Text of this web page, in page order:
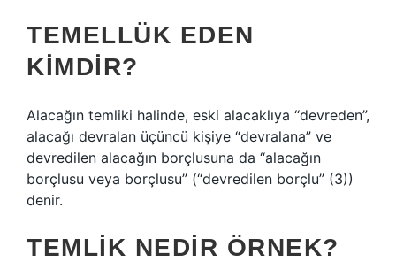
TEMELLÜK EDEN
KIMDIR?
Alacağın temliki halinde, eski alacaklıya “devreden”,
alacağı devralan üçüncü kişiye “devralana” ve
devredilen alacağın borçlusuna da “alacağın
borçlusu veya borçlusu” (“devredilen borçlu” (3))
denir.
TEMLIK NEDIR ÖRNEK?